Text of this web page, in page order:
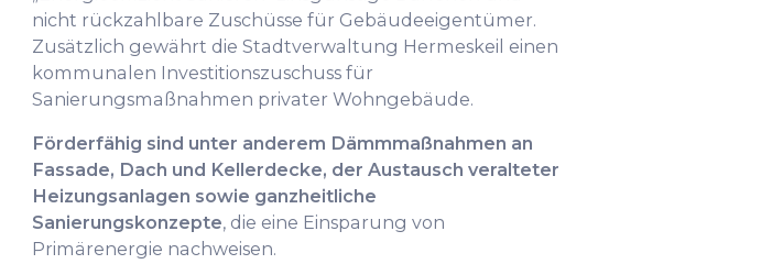
nicht rückzahlbare Zuschüsse für Gebäudeeigentümer.
Zusätzlich gewährt die Stadtverwaltung Hermeskeil einen
kommunalen Investitionszuschuss für
Sanierungsmaßnahmen privater Wohngebäude.
Förderfähig sind unter anderem Dämmmaßnahmen an
Fassade, Dach und Kellerdecke, der Austausch veralteter
Heizungsanlagen sowie ganzheitliche
Sanierungskonzepte, die eine Einsparung von
Primärenergie nachweisen.